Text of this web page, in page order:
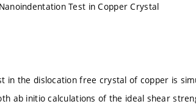
Test in Copper Crystal
in the dislocation free crystal of copper is
ab initio calculations of the ideal shear